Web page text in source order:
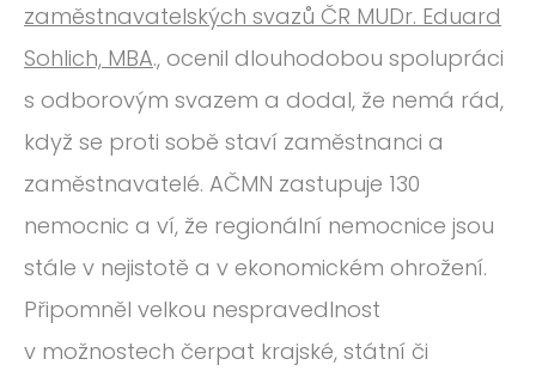
zaměstnavatelských svazů ČR MUDr. Eduard
Sohlich, MBA., ocenil dlouhodobou spolupráci
s odborovým svazem a dodal, že nemá rád,
když se proti sobě staví zaměstnanci a
zaměstnavatelé. AČMN zastupuje 130
nemocnic a ví, že regionální nemocnice jsou
stále v nejistotě a v ekonomickém ohrožení.
Připomněl velkou nespravedlnost
v možnostech čerpat krajské, státní či